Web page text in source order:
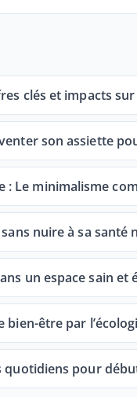
clés et impacts
son assiette
: Le minimalisme
nuire à sa santé
un espace sain et
bien-être par
quotidiens pour